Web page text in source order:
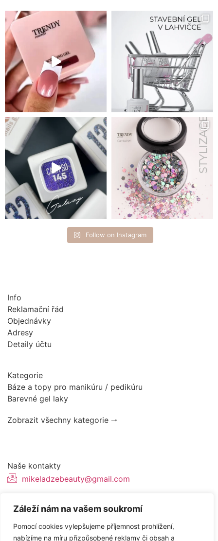
Záleží nám na vašem soukromí
Pomocí cookies vylepšujeme příjemnost prohlížení,
nabízíme na míru přizpůsobené reklamy či obsah a
Follow on Instagram
Info
Reklamační řád
Objednávky
Adresy
Detaily účtu
Kategorie
Báze a topy pro manikúru / pedikúru
Barevné gel laky
Zobrazit všechny kategorie 🠂
Naše kontakty
mikeladzebeauty@gmail.com
U Pergamenky 12, Praha 7